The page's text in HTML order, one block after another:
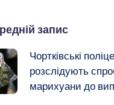
запис
Чортківські
розслідують
марихуани до